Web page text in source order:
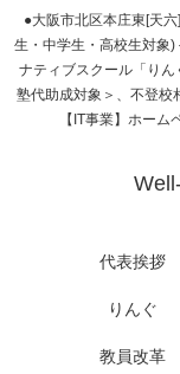
●大阪市北区本庄東[天
生・中学生・高校生対象
ナティブスクール「り
塾代助成対象＞、不登
【IT事業】ホー
代表挨拶
りんぐ
教員改革